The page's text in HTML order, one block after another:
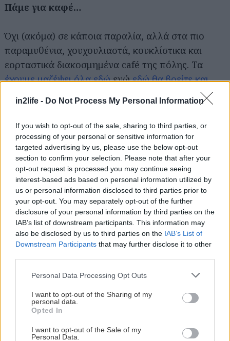
in2life - Do Not Process My Personal Information
If you wish to opt-out of the sale, sharing to third parties, or
processing of your personal or sensitive information for
targeted advertising by us, please use the below opt-out
section to confirm your selection. Please note that after your
opt-out request is processed you may continue seeing
interest-based ads based on personal information utilized by
us or personal information disclosed to third parties prior to
your opt-out. You may separately opt-out of the further
disclosure of your personal information by third parties on the
IAB’s list of downstream participants. This information may
also be disclosed by us to third parties on the IAB’s List of
Downstream Participants that may further disclose it to other
Please note that this website/app uses one or more Google
not limited to your visit or usage behaviour. You may click to
grant or deny consent to Google and its third-party tags to
use your data for below specified purposes in below Google
consent section.
Personal Data Processing Opt Outs
I want to opt-out of the Sharing of my
personal data.
Opted In
I want to opt-out of the Sale of my
Personal Data.
Πάμε για καφέ…
Όχι (ακόμα) σε κάποια παραλία, αλλά στα πιο
παραμυθένια, χουχουλιαστά, κουκλίστικα και
εορταστικά διακοσμημένα café της πόλης. Τα
έχουμε μαζέψει όλα εδώενώεδώ θα βρείτε και
θαλπωρής.
Κι αν μας αντέξει η σκηνή…
Περισσότερες από 200 παραστάσεις παίζονται
αυτή τη στιγμή που μιλάμε στα θέατρα της πόλης,
κι εσείς ακόμα δεν έχετε δει ούτε μία; Ξεκινήστε να
διαλέγετε απότα “SOS” που έχουμε συγκεντρώσει
εδώκαι δείτε αναλυτικά τις υπόλοιπες προτάσεις
μας στηστήλη του Θεάτρου του in2life.
Αν θα χορέψουμε λέει! Γίνονται γιορτές χωρίς
χορό; Τα πάρτι της πόλης, που έχουμε
νοσταλγία με Μπίγαλη-Πωλίνα ή Tonis Sfinos και